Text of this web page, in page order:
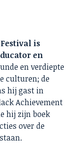
is
en
en verdiepte
culturen; de
hij gast in
Achievement
hij zijn boek
over de